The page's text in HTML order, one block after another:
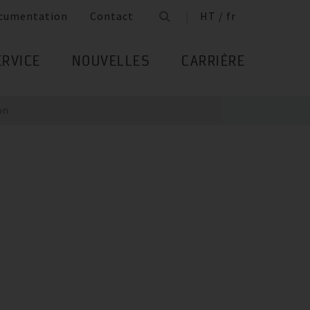
Contact HT / fr
NOUVELLES CARRIÈRE